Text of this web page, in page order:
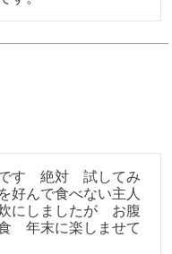
す　絶対　試してみ
好んで食べない主人
にしましたが　お腹
　年末に楽しませて